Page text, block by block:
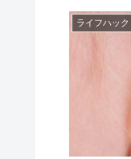
ライフハック